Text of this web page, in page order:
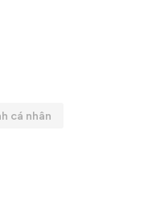
cá nhân